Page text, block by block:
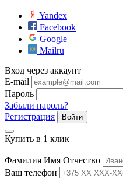
Yandex
Facebook
Google
Mailru
Вход через аккаунт
E-mail
Пароль
Забыли пароль?
Регистрация
Войти
Купить в 1 клик
Фамилия Имя Отчество
Ваш телефон